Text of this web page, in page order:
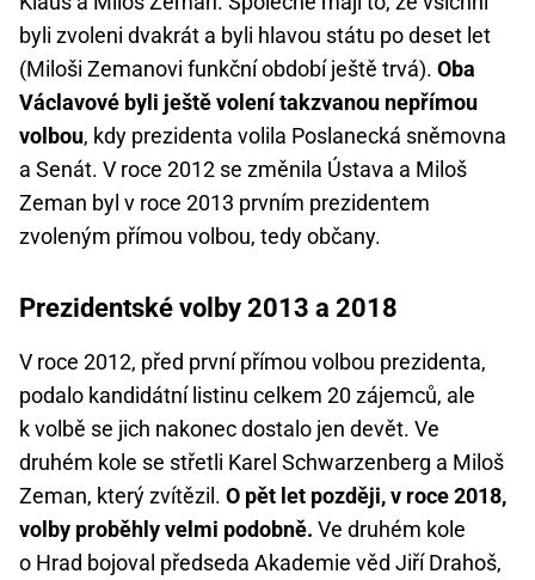
byli zvoleni dvakrát a byli hlavou státu po deset let
(Miloši Zemanovi funkční období ještě trvá). Oba
Václavové byli ještě volení takzvanou nepřímou
volbou, kdy prezidenta volila Poslanecká sněmovna
a Senát. V roce 2012 se změnila Ústava a Miloš
Zeman byl v roce 2013 prvním prezidentem
zvoleným přímou volbou, tedy občany.
Prezidentské volby 2013 a 2018
V roce 2012, před první přímou volbou prezidenta,
podalo kandidátní listinu celkem 20 zájemců, ale
k volbě se jich nakonec dostalo jen devět. Ve
druhém kole se střetli Karel Schwarzenberg a Miloš
Zeman, který zvítězil. O pět let později, v roce 2018,
volby proběhly velmi podobně. Ve druhém kole
o Hrad bojoval předseda Akademie věd Jiří Drahoš,